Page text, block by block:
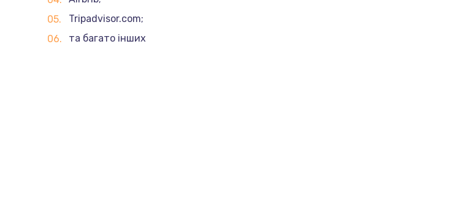
Tripadvisor.com;
та багато інших